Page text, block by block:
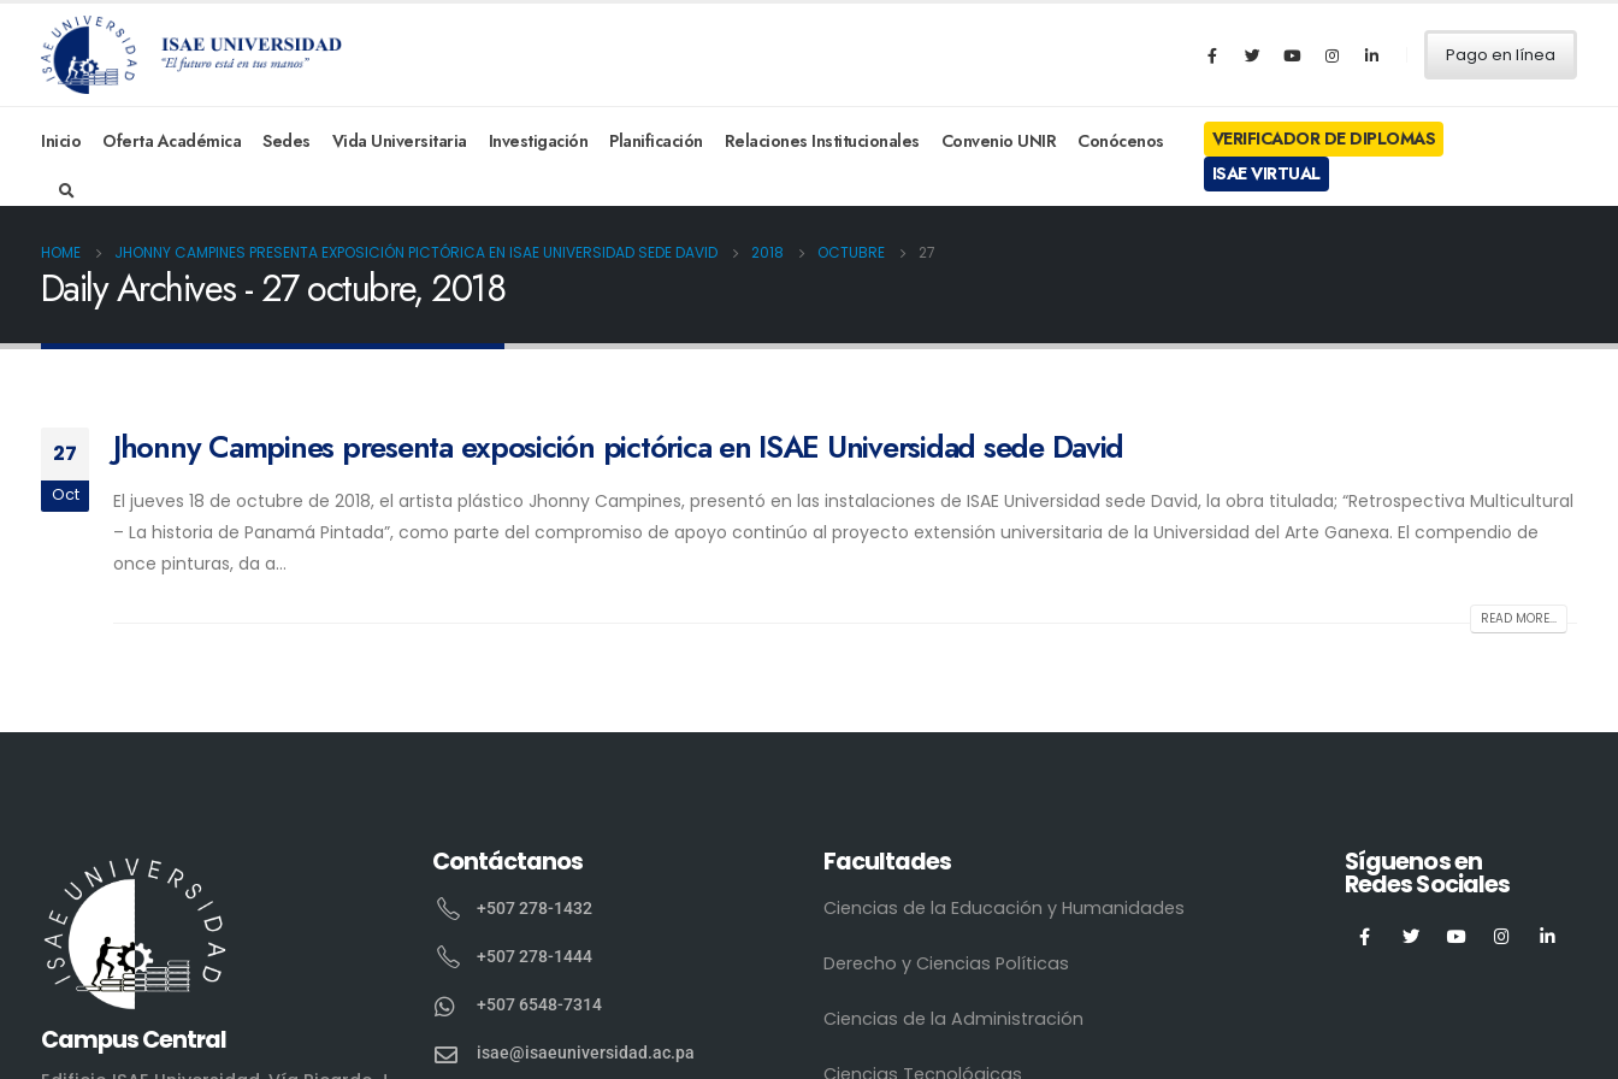
Pago en línea
Inicio Oferta Académica Sedes Vida Universitaria Investigación Planificación Relaciones Institucionales Convenio UNIR Conócenos
VERIFICADOR DE DIPLOMAS
ISAE VIRTUAL
HOME JHONNY CAMPINES PRESENTA EXPOSICIÓN PICTÓRICA EN ISAE UNIVERSIDAD SEDE DAVID 2018 OCTUBRE 27
Daily Archives - 27 octubre, 2018
27
Oct
Jhonny Campines presenta exposición pictórica en ISAE Universidad sede David
El jueves 18 de octubre de 2018, el artista plástico Jhonny Campines, presentó en las instalaciones de ISAE Universidad sede David, la obra titulada; “Retrospectiva Multicultural
– La historia de Panamá Pintada”, como parte del compromiso de apoyo continúo al proyecto extensión universitaria de la Universidad del Arte Ganexa. El compendio de
once pinturas, da a...
READ MORE...
Campus Central
Contáctanos
+507 278-1432
+507 278-1444
+507 6548-7314
isae@isaeuniversidad.ac.pa
Facultades
Ciencias de la Educación y Humanidades
Derecho y Ciencias Políticas
Ciencias de la Administración
Síguenos en
Redes Sociales